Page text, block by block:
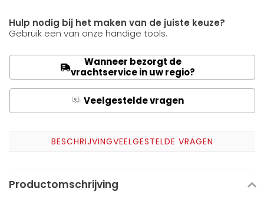
Hulp nodig bij het maken van de juiste keuze?
Gebruik een van onze handige tools.
Wanneer bezorgt de
vrachtservice in uw regio?
Q Veelgestelde vragen
BESCHRIJVINGVEELGESTELDE VRAGEN
Productomschrijving